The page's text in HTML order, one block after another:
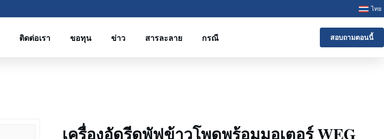
ไทย
ติดต่อเรา ขอทุน ข่าว สารละลาย กรณี สอบถามตอนนี้
เครื่องอัดรีดพัฟข้าวโพดพร้อมมอเตอร์ WEG